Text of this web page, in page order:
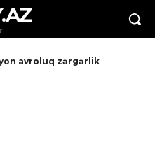
avroluq zərgərlik